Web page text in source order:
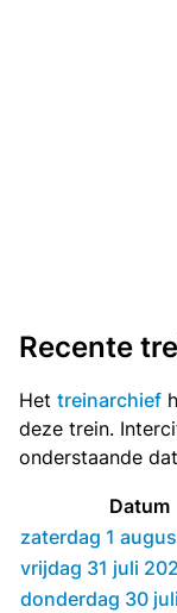
Recente
Het treinarchief
deze trein.
onderstaande
Datum
zaterdag 1
vrijdag 31 juli
donderdag 30